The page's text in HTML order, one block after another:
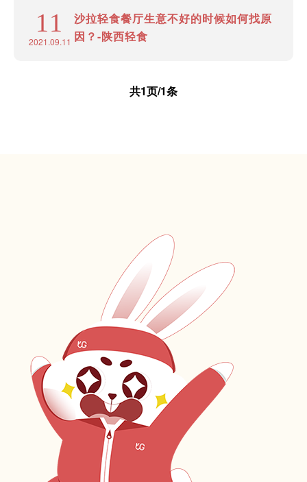
11
2021.09.11
沙拉轻食餐厅生意不好的时候如何找原
因？-陕西轻食
共1页/1条